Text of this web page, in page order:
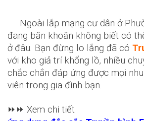
Ngoài lắp mạng cư dân ở
đang băn khoăn không biết có
ở đâu. Bạn đừng lo lắng đã có
với kho giả trí khổng lồ, nhiều
chắc chắn đáp ứng được mọi
viên trong gia đình bạn.
⏩⏩ Xem chi tiết